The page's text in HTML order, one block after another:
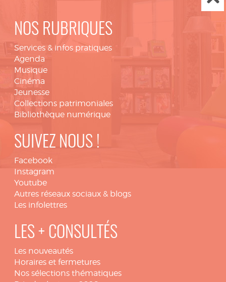
NOS RUBRIQUES
Services & infos pratiques
Agenda
Musique
Cinéma
Jeunesse
Collections patrimoniales
Bibliothèque numérique
SUIVEZ NOUS !
Facebook
Instagram
Youtube
Autres réseaux sociaux & blogs
Les infolettres
LES + CONSULTÉS
Les nouveautés
Horaires et fermetures
Nos sélections thématiques